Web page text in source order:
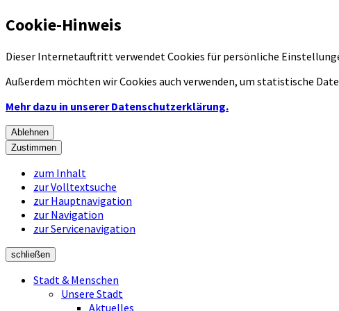
Cookie-Hinweis
Dieser Internetauftritt verwendet Cookies für persönliche
Außerdem möchten wir Cookies auch verwenden, um statistische
Mehr dazu in unserer Datenschutzerklärung.
Ablehnen
Zustimmen
zum Inhalt
zur Volltextsuche
zur Hauptnavigation
zur Navigation
zur Servicenavigation
schließen
Stadt & Menschen
Unsere Stadt
Aktuelles